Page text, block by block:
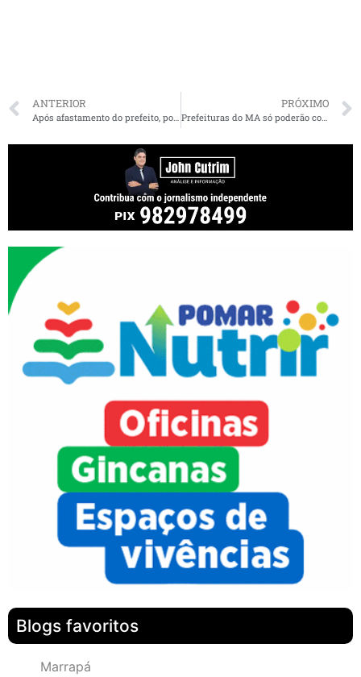
ANTERIOR
Após afastamento do prefeito, posse de vice no comando de Buriticupu(MA) acontece nesta terça (26)
PRÓXIMO
Prefeituras do MA só poderão contratar shows de R$ 250 mil até R$ 700 mil, diz norma técnica que regulamenta gastos com festividades no estado
Blogs favoritos
Marrapá